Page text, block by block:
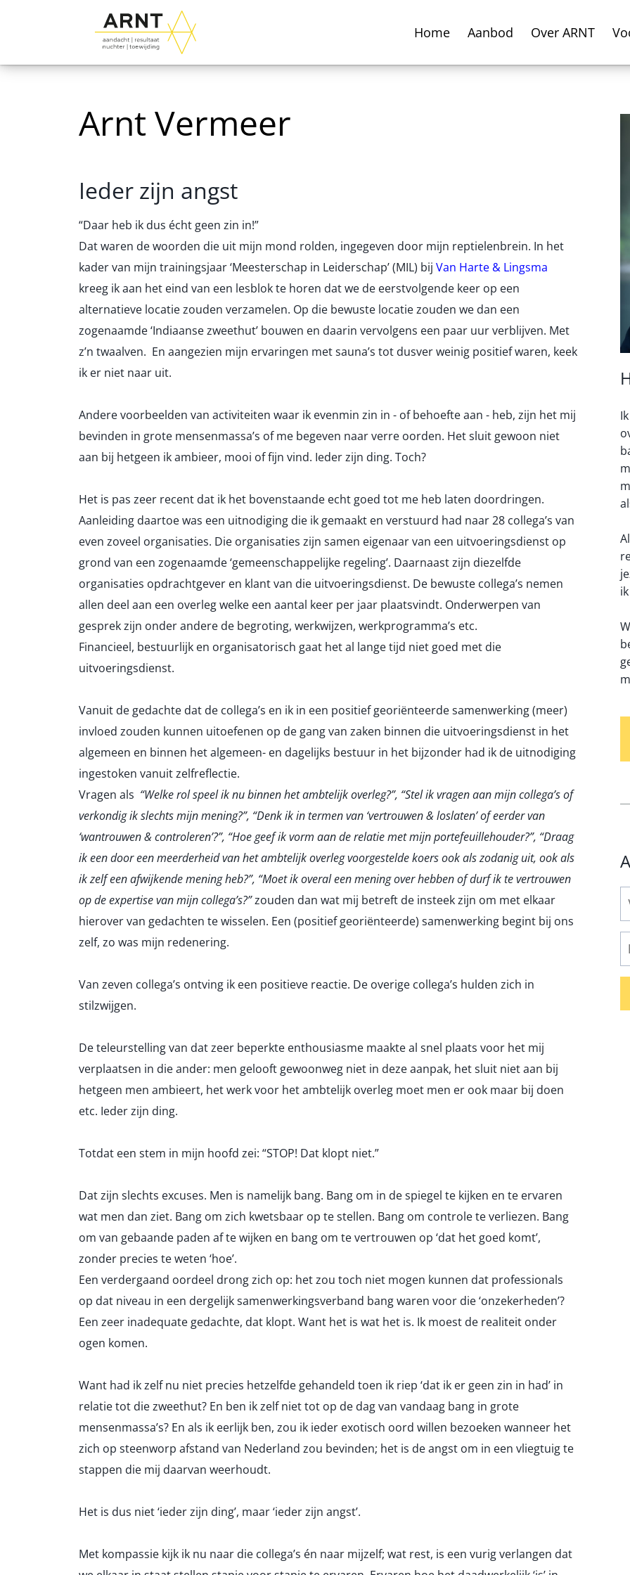
Home Aanbod Over ARNT
Arnt Vermeer
Ieder zijn angst
“Daar heb ik dus écht geen zin in!”
Dat waren de woorden die uit mijn mond rolden, ingegeven door mijn reptielenbrein. In het
kader van mijn trainingsjaar ‘Meesterschap in Leiderschap’ (MIL) bij Van Harte & Lingsma
kreeg ik aan het eind van een lesblok te horen dat we de eerstvolgende keer op een
alternatieve locatie zouden verzamelen. Op die bewuste locatie zouden we dan een
zogenaamde ‘Indiaanse zweethut’ bouwen en daarin vervolgens een paar uur verblijven. Met
z’n twaalven. En aangezien mijn ervaringen met sauna’s tot dusver weinig positief waren, keek
ik er niet naar uit.
Andere voorbeelden van activiteiten waar ik evenmin zin in - of behoefte aan - heb, zijn het mij
bevinden in grote mensenmassa’s of me begeven naar verre oorden. Het sluit gewoon niet
aan bij hetgeen ik ambieer, mooi of fijn vind. Ieder zijn ding. Toch?
Het is pas zeer recent dat ik het bovenstaande echt goed tot me heb laten doordringen.
Aanleiding daartoe was een uitnodiging die ik gemaakt en verstuurd had naar 28 collega’s van
even zoveel organisaties. Die organisaties zijn samen eigenaar van een uitvoeringsdienst op
grond van een zogenaamde ‘gemeenschappelijke regeling’. Daarnaast zijn diezelfde
organisaties opdrachtgever en klant van die uitvoeringsdienst. De bewuste collega’s nemen
allen deel aan een overleg welke een aantal keer per jaar plaatsvindt. Onderwerpen van
gesprek zijn onder andere de begroting, werkwijzen, werkprogramma’s etc.
Financieel, bestuurlijk en organisatorisch gaat het al lange tijd niet goed met die
uitvoeringsdienst.
Vanuit de gedachte dat de collega’s en ik in een positief georiënteerde samenwerking (meer)
invloed zouden kunnen uitoefenen op de gang van zaken binnen die uitvoeringsdienst in het
algemeen en binnen het algemeen- en dagelijks bestuur in het bijzonder had ik de uitnodiging
ingestoken vanuit zelfreflectie.
Vragen als “Welke rol speel ik nu binnen het ambtelijk overleg?”, “Stel ik vragen aan mijn collega’s of
verkondig ik slechts mijn mening?”, “Denk ik in termen van ‘vertrouwen & loslaten’ of eerder van
‘wantrouwen & controleren’?”, “Hoe geef ik vorm aan de relatie met mijn portefeuillehouder?”, “Draag
ik een door een meerderheid van het ambtelijk overleg voorgestelde koers ook als zodanig uit, ook als
ik zelf een afwijkende mening heb?”, “Moet ik overal een mening over hebben of durf ik te vertrouwen
op de expertise van mijn collega’s?”zouden dan wat mij betreft de insteek zijn om met elkaar
hierover van gedachten te wisselen. Een (positief georiënteerde) samenwerking begint bij ons
zelf, zo was mijn redenering.
Van zeven collega’s ontving ik een positieve reactie. De overige collega’s hulden zich in
stilzwijgen.
De teleurstelling van dat zeer beperkte enthousiasme maakte al snel plaats voor het mij
verplaatsen in die ander: men gelooft gewoonweg niet in deze aanpak, het sluit niet aan bij
hetgeen men ambieert, het werk voor het ambtelijk overleg moet men er ook maar bij doen
etc. Ieder zijn ding.
Totdat een stem in mijn hoofd zei: “STOP! Dat klopt niet.”
Dat zijn slechts excuses. Men is namelijk bang. Bang om in de spiegel te kijken en te ervaren
wat men dan ziet. Bang om zich kwetsbaar op te stellen. Bang om controle te verliezen. Bang
om van gebaande paden af te wijken en bang om te vertrouwen op ‘dat het goed komt’,
zonder precies te weten ‘hoe’.
Een verdergaand oordeel drong zich op: het zou toch niet mogen kunnen dat professionals
op dat niveau in een dergelijk samenwerkingsverband bang waren voor die ‘onzekerheden’?
Een zeer inadequate gedachte, dat klopt. Want het is wat het is. Ik moest de realiteit onder
ogen komen.
Want had ik zelf nu niet precies hetzelfde gehandeld toen ik riep ‘dat ik er geen zin in had’ in
relatie tot die zweethut? En ben ik zelf niet tot op de dag van vandaag bang in grote
mensenmassa’s? En als ik eerlijk ben, zou ik ieder exotisch oord willen bezoeken wanneer het
zich op steenworp afstand van Nederland zou bevinden; het is de angst om in een vliegtuig te
stappen die mij daarvan weerhoudt.
Het is dus niet ‘ieder zijn ding’, maar ‘ieder zijn angst’.
Met kompassie kijk ik nu naar die collega’s én naar mijzelf; wat rest, is een vurig verlangen dat